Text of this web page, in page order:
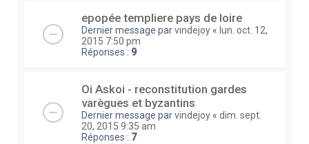
epopée templiere pays de loire
Dernier message parvindejoy « lun. oct. 12,
2015 7:50 pm
Réponses : 9
Oi Askoi - reconstitution gardes
varègues et byzantins
Dernier message parvindejoy « dim. sept.
20, 2015 9:35 am
Réponses : 7